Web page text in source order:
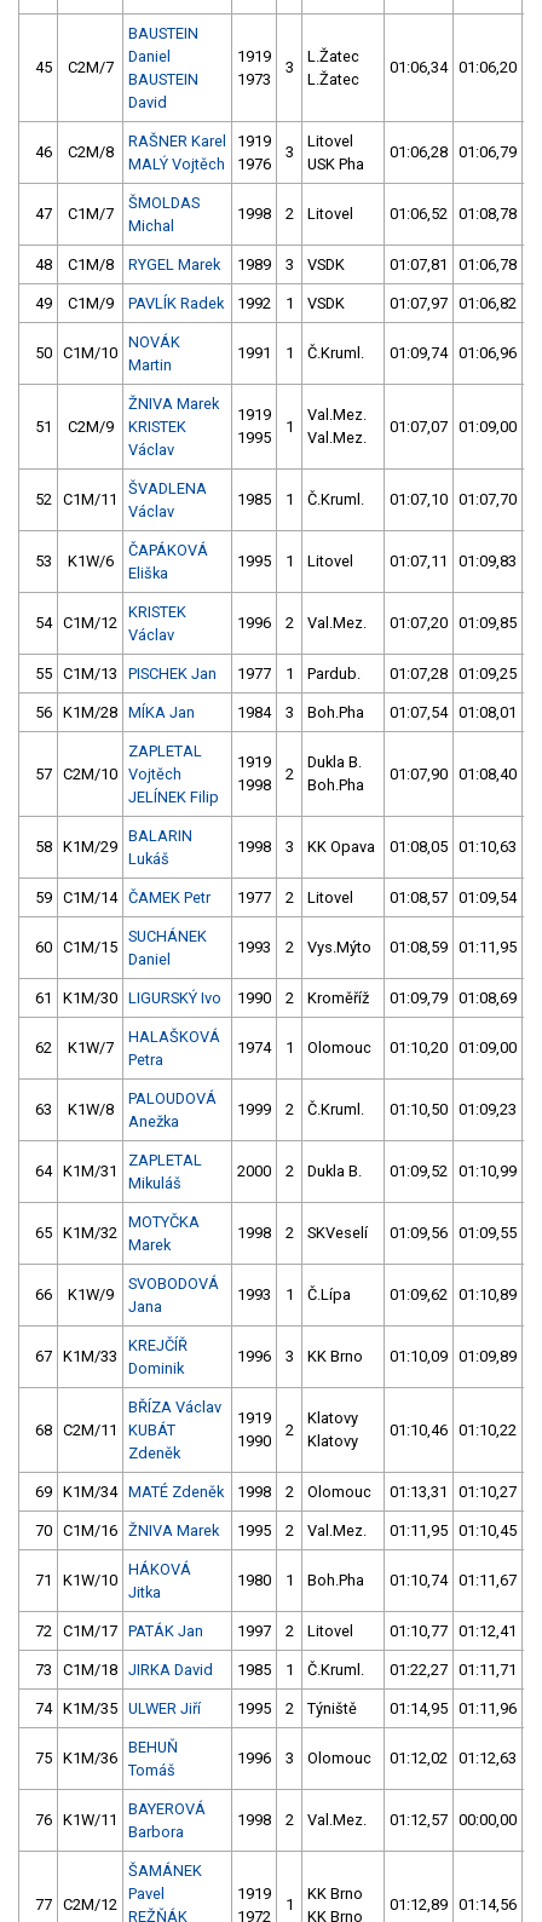
45 C2M/7
BAUSTEIN
Daniel
BAUSTEIN
David
1919
1973
3
L.Žatec
L.Žatec
01:06,34 01:06,20
46 C2M/8
RAŠNER Karel
MALÝ Vojtěch
1919
1976
3
Litovel
USK Pha
01:06,28 01:06,79
47 C1M/7
ŠMOLDAS
Michal
1998 2 Litovel 01:06,52 01:08,78
48 C1M/8 RYGEL Marek 1989 3 VSDK 01:07,81 01:06,78
49 C1M/9 PAVLÍK Radek 1992 1 VSDK 01:07,97 01:06,82
50 C1M/10
NOVÁK
Martin
1991 1 Č.Kruml. 01:09,74 01:06,96
51 C2M/9
ŽNIVA Marek
KRISTEK
Václav
1919
1995
1
Val.Mez.
Val.Mez.
01:07,07 01:09,00
52 C1M/11
ŠVADLENA
Václav
1985 1 Č.Kruml. 01:07,10 01:07,70
53 K1W/6
ČAPÁKOVÁ
Eliška
1995 1 Litovel 01:07,11 01:09,83
54 C1M/12
KRISTEK
Václav
1996 2 Val.Mez. 01:07,20 01:09,85
55 C1M/13 PISCHEK Jan 1977 1 Pardub. 01:07,28 01:09,25
56 K1M/28 MÍKA Jan 1984 3 Boh.Pha 01:07,54 01:08,01
57 C2M/10
ZAPLETAL
Vojtěch
JELÍNEK Filip
1919
1998
2
Dukla B.
Boh.Pha
01:07,90 01:08,40
58 K1M/29
BALARIN
Lukáš
1998 3 KK Opava 01:08,05 01:10,63
59 C1M/14 ČAMEK Petr 1977 2 Litovel 01:08,57 01:09,54
60 C1M/15
SUCHÁNEK
Daniel
1993 2 Vys.Mýto 01:08,59 01:11,95
61 K1M/30 LIGURSKÝ Ivo 1990 2 Kroměříž 01:09,79 01:08,69
62 K1W/7
HALAŠKOVÁ
Petra
1974 1 Olomouc 01:10,20 01:09,00
63 K1W/8
PALOUDOVÁ
Anežka
1999 2 Č.Kruml. 01:10,50 01:09,23
64 K1M/31
ZAPLETAL
Mikuláš
2000 2 Dukla B. 01:09,52 01:10,99
65 K1M/32
MOTYČKA
Marek
1998 2 SKVeselí 01:09,56 01:09,55
66 K1W/9
SVOBODOVÁ
Jana
1993 1 Č.Lípa 01:09,62 01:10,89
67 K1M/33
KREJČÍŘ
Dominik
1996 3 KK Brno 01:10,09 01:09,89
68 C2M/11
BŘÍZA Václav
KUBÁT
Zdeněk
1919
1990
2
Klatovy
Klatovy
01:10,46 01:10,22
69 K1M/34 MATÉ Zdeněk 1998 2 Olomouc 01:13,31 01:10,27
70 C1M/16 ŽNIVA Marek 1995 2 Val.Mez. 01:11,95 01:10,45
71 K1W/10
HÁKOVÁ
Jitka
1980 1 Boh.Pha 01:10,74 01:11,67
72 C1M/17 PATÁK Jan 1997 2 Litovel 01:10,77 01:12,41
73 C1M/18 JIRKA David 1985 1 Č.Kruml. 01:22,27 01:11,71
74 K1M/35 ULWER Jiří 1995 2 Týniště 01:14,95 01:11,96
75 K1M/36
BEHUŇ
Tomáš
1996 3 Olomouc 01:12,02 01:12,63
76 K1W/11
BAYEROVÁ
Barbora
1998 2 Val.Mez. 01:12,57 00:00,00
77 C2M/12
ŠAMÁNEK
Pavel
REŽŇÁK
1919
1972
1
KK Brno
KK Brno
01:12,89 01:14,56